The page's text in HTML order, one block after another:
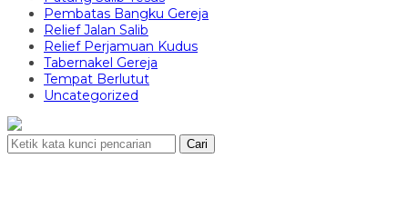
Pembatas Bangku Gereja
Relief Jalan Salib
Relief Perjamuan Kudus
Tabernakel Gereja
Tempat Berlutut
Uncategorized
Cari